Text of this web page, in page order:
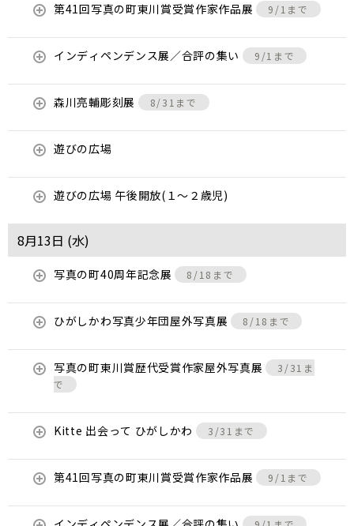
第41回写真の町東川賞受賞作家作品展 9/1まで
インディペンデンス展／合評の集い 9/1まで
森川亮輔彫刻展 8/31まで
遊びの広場
遊びの広場 午後開放(１～２歳児)
8月13日 (水)
写真の町40周年記念展 8/18まで
ひがしかわ写真少年団屋外写真展 8/18まで
写真の町東川賞歴代受賞作家屋外写真展
3/31ま
で
Kitte 出会って ひがしかわ 3/31まで
第41回写真の町東川賞受賞作家作品展 9/1まで